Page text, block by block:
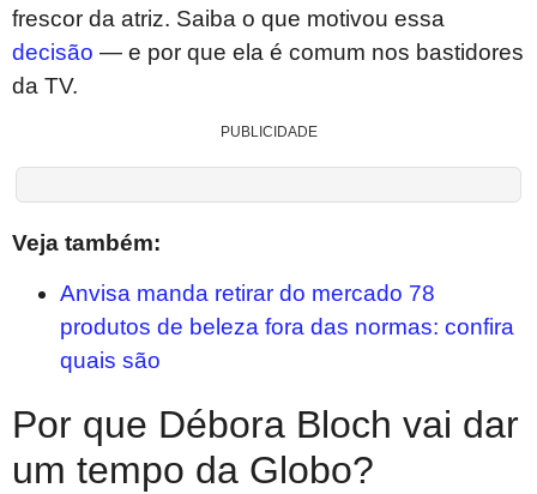
frescor da atriz. Saiba o que motivou essa
decisão — e por que ela é comum nos bastidores
da TV.
PUBLICIDADE
Veja também:
Anvisa manda retirar do mercado 78
produtos de beleza fora das normas: confira
quais são
Por que Débora Bloch vai dar
um tempo da Globo?